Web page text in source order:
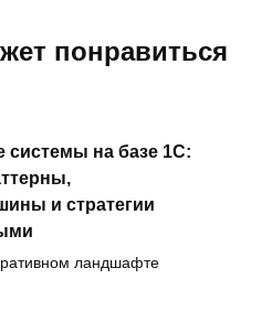
понравиться
на базе 1С:
и стратегии
ландшафте